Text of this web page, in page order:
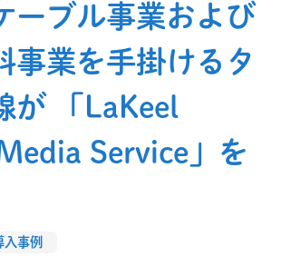
ーブル事業および
事業を手掛けるタ
が 「LaKeel
Service」を
入事例